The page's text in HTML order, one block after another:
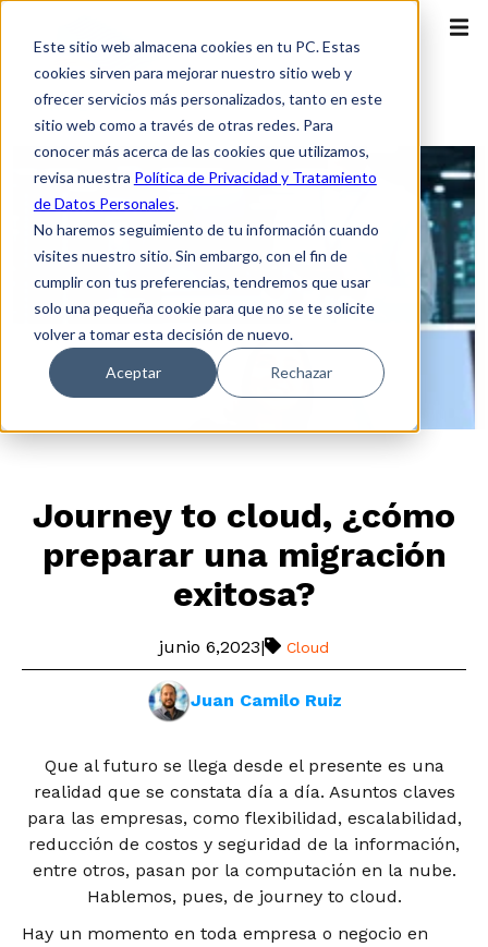
Este sitio web almacena cookies en tu PC. Estas
cookies sirven para mejorar nuestro sitio web y
ofrecer servicios más personalizados, tanto en este
sitio web como a través de otras redes. Para
conocer más acerca de las cookies que utilizamos,
revisa nuestra Política de Privacidad y Tratamiento
de Datos Personales.
No haremos seguimiento de tu información cuando
visites nuestro sitio. Sin embargo, con el fin de
cumplir con tus preferencias, tendremos que usar
solo una pequeña cookie para que no se te solicite
volver a tomar esta decisión de nuevo.
Aceptar Rechazar
Journey to cloud, ¿cómo
preparar una migración
exitosa?
junio 6,2023| Cloud
Juan Camilo Ruiz
Que al futuro se llega desde el presente es una
realidad que se constata día a día. Asuntos claves
para las empresas, como flexibilidad, escalabilidad,
reducción de costos y seguridad de la información,
entre otros, pasan por la computación en la nube.
Hablemos, pues, de journey to cloud.
Hay un momento en toda empresa o negocio en